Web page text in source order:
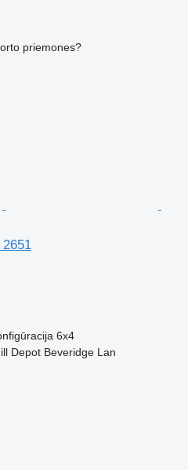
priemones?
6x4
Depot Beveridge Lan